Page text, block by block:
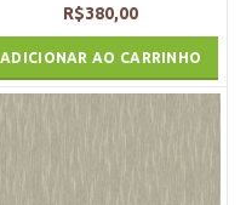
R$380,00
ADICIONAR AO CARRINHO